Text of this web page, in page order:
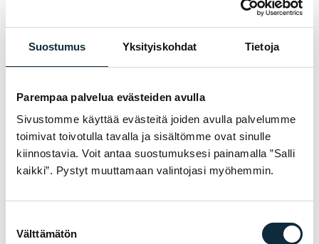
Suostumus Yksityiskohdat Tietoja
Parempaa palvelua evästeiden avulla
Sivustomme käyttää evästeitä joiden avulla palvelumme
toimivat toivotulla tavalla ja sisältömme ovat sinulle
kiinnostavia. Voit antaa suostumuksesi painamalla ”Salli
kaikki”. Pystyt muuttamaan valintojasi myöhemmin.
valinta
Välttämätön
M12xP1 Solid inner threaded
COMPONENTS
Seatpost
SP 0.2 Carbon, 27.2mm,
Fizik Terra Argo X7
ACCESSORIES